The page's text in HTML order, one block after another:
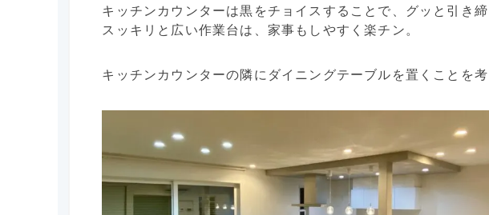
キッチンカウンターは黒をチョイスすることで、グッと引き
スッキリと広い作業台は、家事もしやすく楽チン。
キッチンカウンターの隣にダイニングテーブルを置くことを